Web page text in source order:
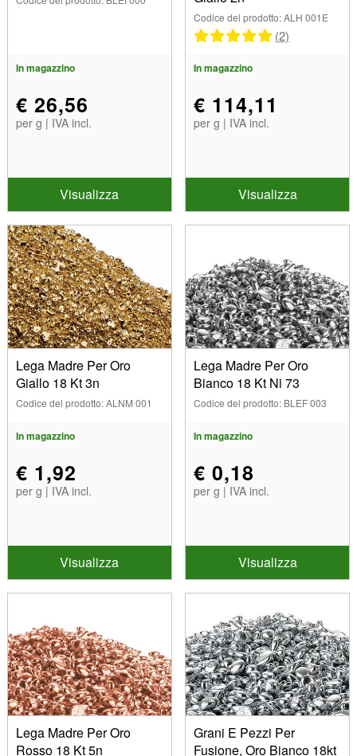
In magazzino
€ 26,56
per g | IVA incl.
Visualizza
Codice del prodotto: ALH 001E
(2)
In magazzino
€ 114,11
per g | IVA incl.
Visualizza
Lega Madre Per Oro
Giallo 18 Kt 3n
Codice del prodotto: ALNM 001
In magazzino
€ 1,92
per g | IVA incl.
Visualizza
Lega Madre Per Oro
Bianco 18 Kt Ni 73
Codice del prodotto: BLEF 003
In magazzino
€ 0,18
per g | IVA incl.
Visualizza
Lega Madre Per Oro
Rosso 18 Kt 5n
Grani E Pezzi Per
Fusione, Oro Bianco 18kt